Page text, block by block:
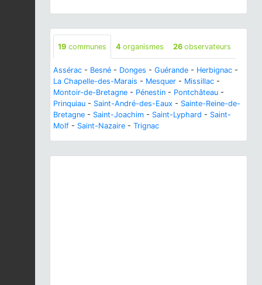
19 communes 4 organismes 26 observateurs
Assérac - Besné - Donges - Guérande - Herbignac -
La Chapelle-des-Marais - Mesquer - Missillac -
Montoir-de-Bretagne - Pénestin - Pontchâteau -
Prinquiau - Saint-André-des-Eaux - Sainte-Reine-de-
Bretagne - Saint-Joachim - Saint-Lyphard - Saint-
Molf - Saint-Nazaire - Trignac